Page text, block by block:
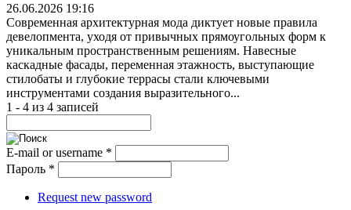
26.06.2026 19:16
Современная архитектурная мода диктует новые правила
девелопмента, уходя от привычных прямоугольных форм к
уникальным пространственным решениям. Навесные
каскадные фасады, переменная этажность, выступающие
стилобаты и глубокие террасы стали ключевыми
инструментами создания выразительного...
1 - 4 из 4 записей
E-mail or username *
Пароль *
Request new password